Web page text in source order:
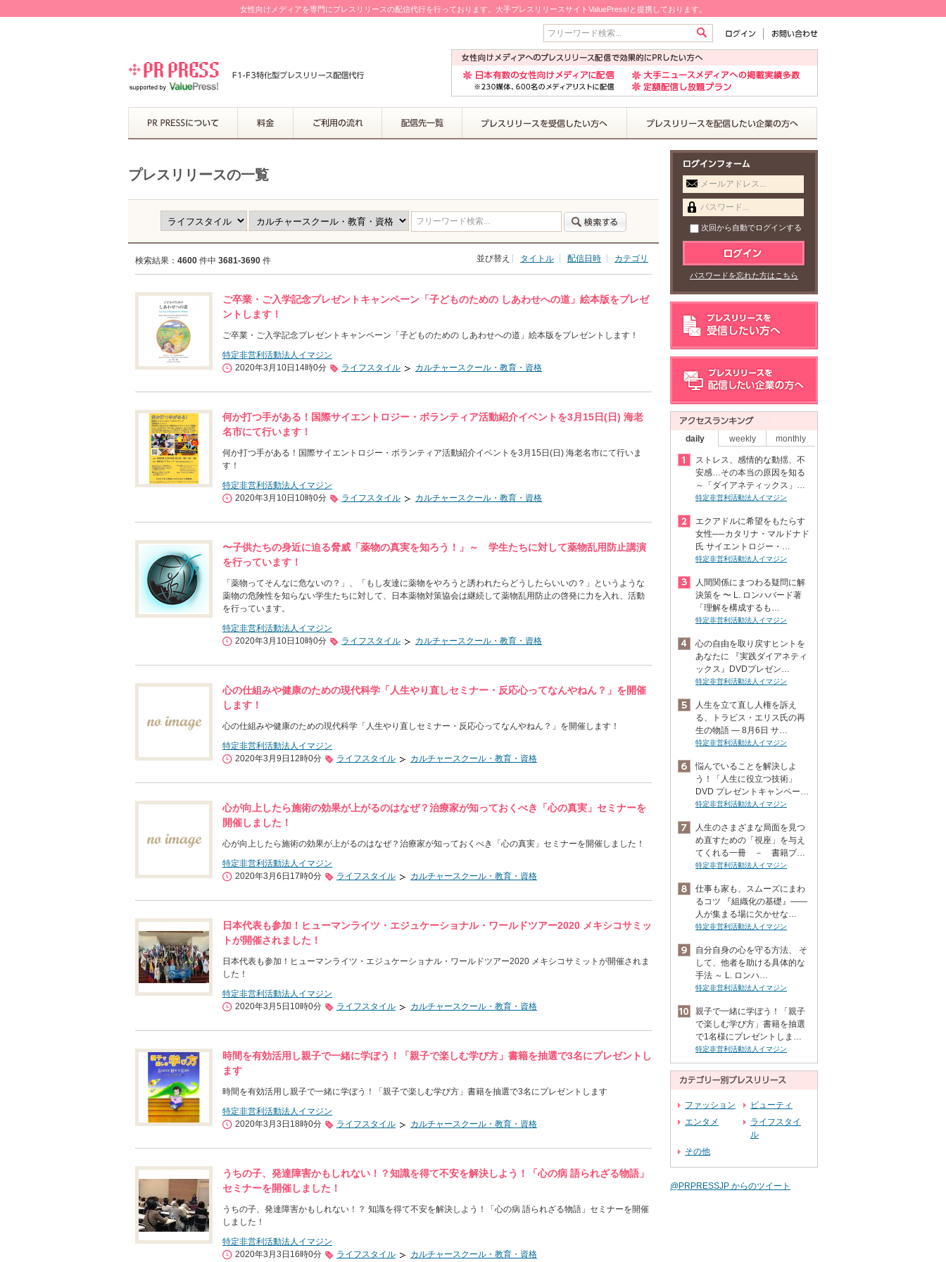
女性向けメディアを専門にプレスリリースの配信代行を行っております。大手プレスリリースサイトValuePress!と提携しております。
フリーワード検索...
プレスリリースの一覧
フリーワード検索...
検索結果： 4600 件中 3681-3690 件 並び替え タイトル 配信日時 カテゴリ
ご卒業・ご入学記念プレゼントキャンペーン「子どものための しあわせへの道」絵本版をプレゼ
ントします！
ご卒業・ご入学記念プレゼントキャンペーン「子どものための しあわせへの道」絵本版をプレゼントします！
特定非営利活動法人イマジン
2020年3月10日14時0分
ライフスタイル カルチャースクール・教育・資格
何か打つ手がある！国際サイエントロジー・ボランティア活動紹介イベントを3月15日(日) 海老
名市にて行います！
何か打つ手がある！国際サイエントロジー・ボランティア活動紹介イベントを3月15日(日) 海老名市にて行いま
す！
特定非営利活動法人イマジン
2020年3月10日10時0分
ライフスタイル カルチャースクール・教育・資格
〜子供たちの身近に迫る脅威「薬物の真実を知ろう！」～ 学生たちに対して薬物乱用防止講演
を行っています！
「薬物ってそんなに危ないの？」、「もし友達に薬物をやろうと誘われたらどうしたらいいの？」というような
薬物の危険性を知らない学生たちに対して、日本薬物対策協会は継続して薬物乱用防止の啓発に力を入れ、活動
を行っています。
特定非営利活動法人イマジン
2020年3月10日10時0分
ライフスタイル カルチャースクール・教育・資格
心の仕組みや健康のための現代科学「人生やり直しセミナー・反応心ってなんやねん？」を開催
します！
心の仕組みや健康のための現代科学「人生やり直しセミナー・反応心ってなんやねん？」を開催します！
特定非営利活動法人イマジン
2020年3月9日12時0分
ライフスタイル カルチャースクール・教育・資格
心が向上したら施術の効果が上がるのはなぜ？治療家が知っておくべき「心の真実」セミナーを
開催しました！
心が向上したら施術の効果が上がるのはなぜ？治療家が知っておくべき「心の真実」セミナーを開催しました！
特定非営利活動法人イマジン
2020年3月6日17時0分
ライフスタイル カルチャースクール・教育・資格
日本代表も参加！ヒューマンライツ・エジュケーショナル・ワールドツアー2020 メキシコサミッ
トが開催されました！
日本代表も参加！ヒューマンライツ・エジュケーショナル・ワールドツアー2020 メキシコサミットが開催されま
した！
特定非営利活動法人イマジン
2020年3月5日10時0分
ライフスタイル カルチャースクール・教育・資格
時間を有効活用し親子で一緒に学ぼう！「親子で楽しむ学び方」書籍を抽選で3名にプレゼントし
ます
時間を有効活用し親子で一緒に学ぼう！「親子で楽しむ学び方」書籍を抽選で3名にプレゼントします
特定非営利活動法人イマジン
2020年3月3日18時0分
ライフスタイル カルチャースクール・教育・資格
うちの子、発達障害かもしれない！？知識を得て不安を解決しよう！「心の病 語られざる物語」
セミナーを開催しました！
うちの子、発達障害かもしれない！？ 知識を得て不安を解決しよう！「心の病 語られざる物語」セミナーを開催
しました！
特定非営利活動法人イマジン
2020年3月3日16時0分
ライフスタイル カルチャースクール・教育・資格
メールアドレス...
パスワード...
次回から自動でログインする
パスワードを忘れた方はこちら
daily weekly monthly
ストレス、感情的な動揺、不
安感…その本当の原因を知る
～「ダイアネティックス」…
特定非営利活動法人イマジン
エクアドルに希望をもたらす
女性──カタリナ・マルドナド
氏 サイエントロジー・…
特定非営利活動法人イマジン
人間関係にまつわる疑問に解
決策を 〜 L. ロンハバード著
「理解を構成するも…
特定非営利活動法人イマジン
心の自由を取り戻すヒントを
あなたに 『実践ダイアネティ
ックス』DVDプレゼン…
特定非営利活動法人イマジン
人生を立て直し人権を訴え
る、トラビス・エリス氏の再
生の物語 ― 8月6日 サ…
特定非営利活動法人イマジン
悩んでいることを解決しよ
う！「人生に役立つ技術」
DVD プレゼントキャンペー…
特定非営利活動法人イマジン
人生のさまざまな局面を見つ
め直すための「視座」を与え
てくれる一冊 － 書籍プ…
特定非営利活動法人イマジン
仕事も家も、スムーズにまわ
るコツ 『組織化の基礎』――
人が集まる場に欠かせな…
特定非営利活動法人イマジン
自分自身の心を守る方法、 そ
して、他者を助ける具体的な
手法 ～ L. ロンハ…
特定非営利活動法人イマジン
親子で一緒に学ぼう！「親子
で楽しむ学び方」書籍を抽選
で1名様にプレゼントしま…
特定非営利活動法人イマジン
ファッション
ビューティ
エンタメ
ライフスタイ
ル
その他
@PRPRESSJP からのツイート